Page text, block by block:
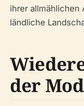
ihrer allmählichen
ländliche
der